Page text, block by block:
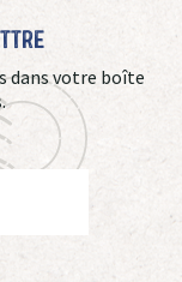
dans votre boîte